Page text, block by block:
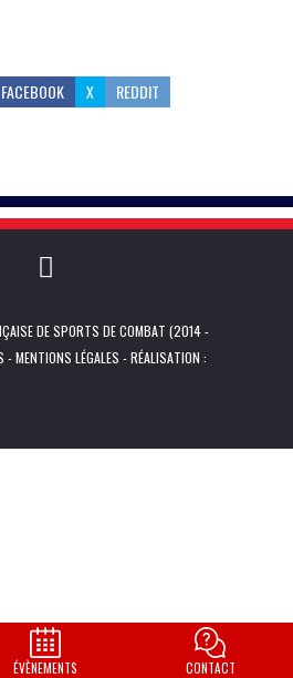
FACEBOOK X REDDIT
DE SPORTS DE COMBAT (2014 -
-MENTIONS LÉGALES - RÉALISATION :
ÉVÈNEMENTS CONTACT